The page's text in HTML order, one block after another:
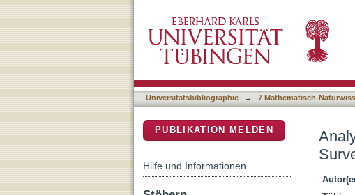
Universitätsbibliographie → 7 Mathematisch-
PUBLIKATION MELDEN
Hilfe und Informationen